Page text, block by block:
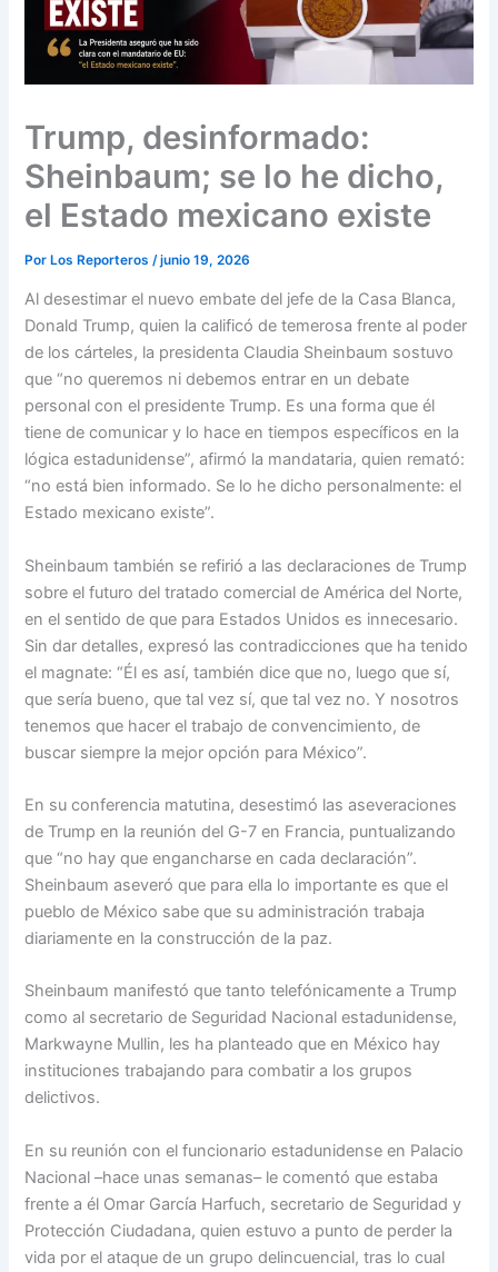
Trump, desinformado:
Sheinbaum; se lo he dicho,
el Estado mexicano existe
PorLos Reporteros /junio 19, 2026
Al desestimar el nuevo embate del jefe de la Casa Blanca,
Donald Trump, quien la calificó de temerosa frente al poder
de los cárteles, la presidenta Claudia Sheinbaum sostuvo
que “no queremos ni debemos entrar en un debate
personal con el presidente Trump. Es una forma que él
tiene de comunicar y lo hace en tiempos específicos en la
lógica estadunidense”, afirmó la mandataria, quien remató:
“no está bien informado. Se lo he dicho personalmente: el
Estado mexicano existe”.
Sheinbaum también se refirió a las declaraciones de Trump
sobre el futuro del tratado comercial de América del Norte,
en el sentido de que para Estados Unidos es innecesario.
Sin dar detalles, expresó las contradicciones que ha tenido
el magnate: “Él es así, también dice que no, luego que sí,
que sería bueno, que tal vez sí, que tal vez no. Y nosotros
tenemos que hacer el trabajo de convencimiento, de
buscar siempre la mejor opción para México”.
En su conferencia matutina, desestimó las aseveraciones
de Trump en la reunión del G-7 en Francia, puntualizando
que “no hay que engancharse en cada declaración”.
Sheinbaum aseveró que para ella lo importante es que el
pueblo de México sabe que su administración trabaja
diariamente en la construcción de la paz.
Sheinbaum manifestó que tanto telefónicamente a Trump
como al secretario de Seguridad Nacional estadunidense,
Markwayne Mullin, les ha planteado que en México hay
instituciones trabajando para combatir a los grupos
delictivos.
En su reunión con el funcionario estadunidense en Palacio
Nacional –hace unas semanas– le comentó que estaba
frente a él Omar García Harfuch, secretario de Seguridad y
Protección Ciudadana, quien estuvo a punto de perder la
vida por el ataque de un grupo delincuencial, tras lo cual